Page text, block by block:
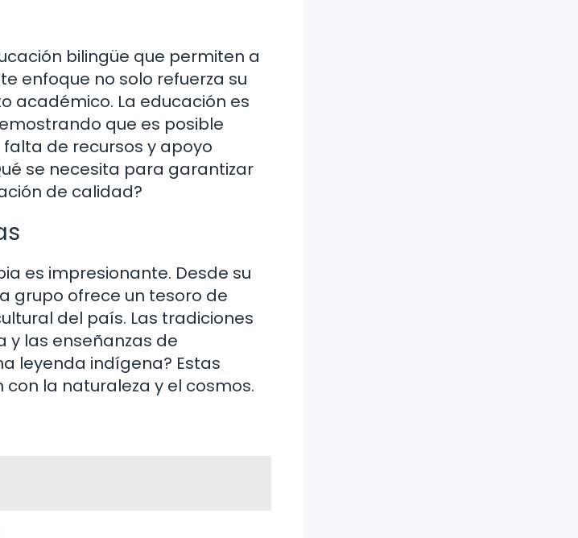
bilingüe que permiten a
enfoque no solo refuerza su
académico. La educación es
que es posible
de recursos y apoyo
se necesita para garantizar
de calidad?
es impresionante. Desde su
grupo ofrece un tesoro de
del país. Las tradiciones
y las enseñanzas de
leyenda indígena? Estas
la naturaleza y el cosmos.